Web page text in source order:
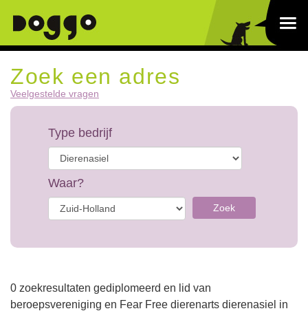
Zoek een adres
Veelgestelde vragen
Type bedrijf
Waar?
Zoek
0 zoekresultaten gediplomeerd en lid van
beroepsvereniging en Fear Free dierenarts dierenasiel in